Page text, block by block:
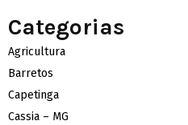
Categorias
Agricultura
Barretos
Capetinga
Cassia – MG